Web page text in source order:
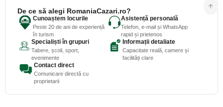
De ce să alegi RomaniaCazari.ro?
Cunoaștem locurile
Peste 20 de ani de experiență
în turism
Asistență personală
Telefon, e-mail și WhatsApp
rapid și prietenos
Specialiști în grupuri
Tabere, școli, sport,
evenimente
Informații detaliate
Capacitate reală, camere și
facilități clare
Contact direct
Comunicare directă cu
proprietarii